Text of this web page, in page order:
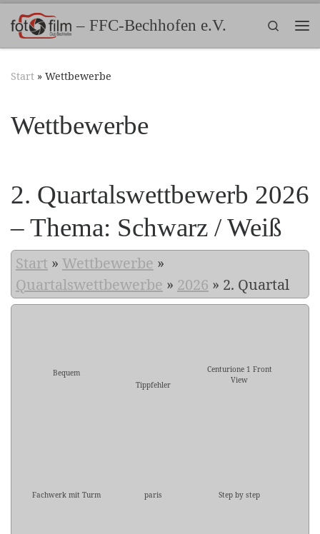
Zum Inhalt springen– FFC-Bechhofen e.V.
Search
Start » Wettbewerbe
Wettbewerbe
2. Quartalswettbewerb 2026
– Thema: Schwarz / Weiß
Start » Wettbewerbe »
Quartalswettbewerbe » 2026 » 2. Quartal
Bequem
Tippfehler
Centurione 1 Front
View
Fachwerk mit Turm paris Step by step